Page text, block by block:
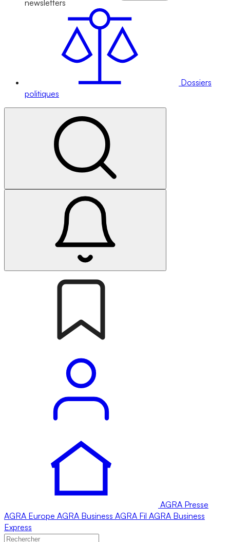
newsletters
Dossiers
politiques
AGRA Presse
AGRA Europe AGRA Business AGRA Fil AGRA Business
Express